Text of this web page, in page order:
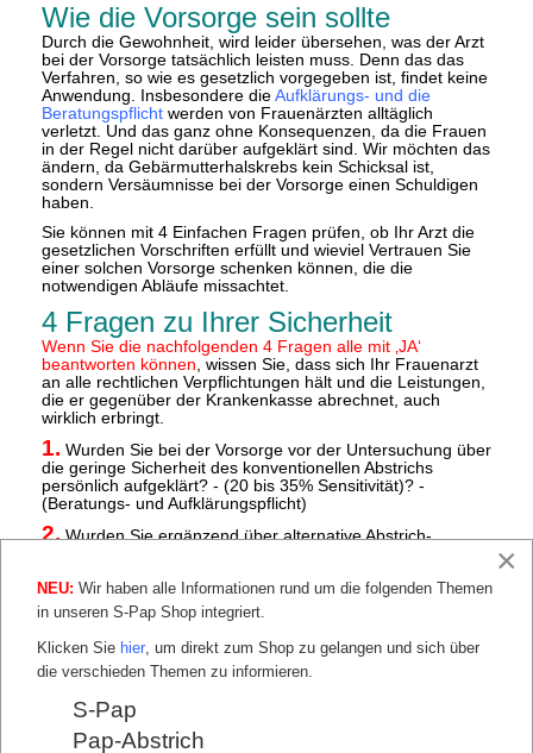
Wie die Vorsorge sein sollte
Durch die Gewohnheit, wird leider übersehen, was der Arzt
bei der Vorsorge tatsächlich leisten muss. Denn das das
Verfahren, so wie es gesetzlich vorgegeben ist, findet keine
Anwendung. Insbesondere dieAufklärungs- und die
Beratungspflicht werden von Frauenärzten alltäglich
verletzt. Und das ganz ohne Konsequenzen, da die Frauen
in der Regel nicht darüber aufgeklärt sind. Wir möchten das
ändern, da Gebärmutterhalskrebs kein Schicksal ist,
sondern Versäumnisse bei der Vorsorge einen Schuldigen
haben.
Sie können mit 4 Einfachen Fragen prüfen, ob Ihr Arzt die
gesetzlichen Vorschriften erfüllt und wieviel Vertrauen Sie
einer solchen Vorsorge schenken können, die die
notwendigen Abläufe missachtet.
4 Fragen zu Ihrer Sicherheit
Wenn Sie die nachfolgenden 4 Fragen alle mit ‚JA‘
beantworten können, wissen Sie, dass sich Ihr Frauenarzt
an alle rechtlichen Verpflichtungen hält und die Leistungen,
die er gegenüber der Krankenkasse abrechnet, auch
wirklich erbringt.
1. Wurden Sie bei der Vorsorge vor der Untersuchung über
die geringe Sicherheit des konventionellen Abstrichs
persönlich aufgeklärt? - (20 bis 35% Sensitivität)? -
(Beratungs- und Aufklärungspflicht)
2.Wurden Sie ergänzend über alternative Abstrich-
bei der Früherkennung bieten? - (Beratungs- und
Aufklärungspflicht)
3. Wurden Sie nach
Ihrem Besuch zur Vorsorge über das
Untersuchungsergebnis des Abstrichs von Ihrem
Frauenarzt informiert und beraten? - (Notwendige Leistung
War zur Abstrichentnahme ein Kolposkop vorhanden,
um bei vielfältigen medizinischen Sonderfällen für eine
×
NEU: Wir haben alle Informationen rund um die folgenden Themen
in unseren S-Pap Shop integriert.
Klicken Sie hier , um direkt zum Shop zu gelangen und sich über
die verschieden Themen zu informieren.
S-Pap
Pap-Abstrich